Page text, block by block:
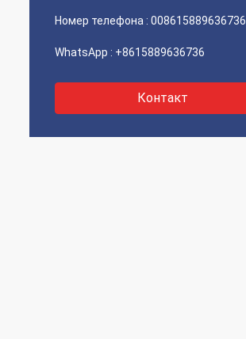
Номер телефона : 008615889636736
WhatsApp : +8615889636736
Контакт